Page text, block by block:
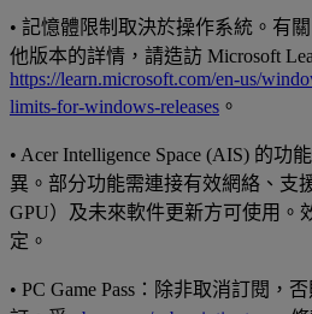
• 記憶體限制取決於操作系統。有
他版本的詳情，請造訪 Microsoft
https://learn.microsoft.com/en-us/
limits-for-windows-releases 。
• Acer Intelligence Space (AIS) 的
異。部分功能需連接有效網絡、支
GPU）及未來軟件更新方可使用。
定。
• PC Game Pass：除非取消訂閱，